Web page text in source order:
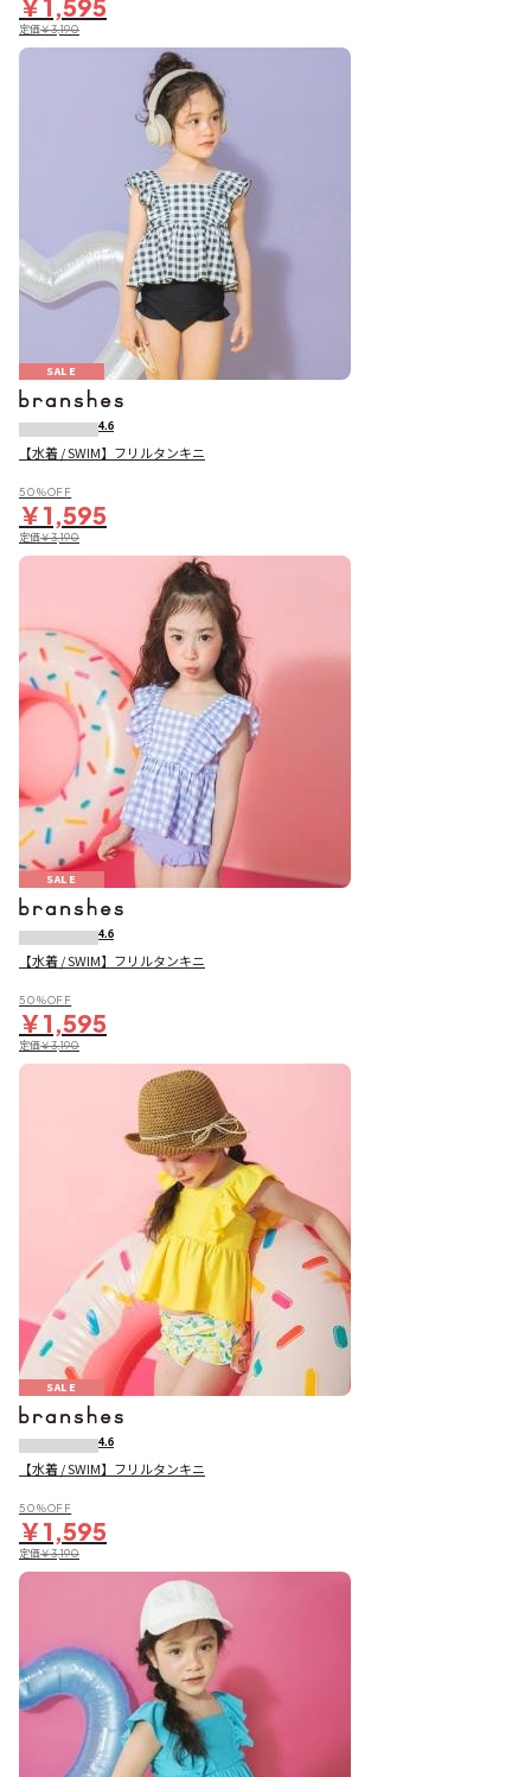
￥1,595
定価￥3,190
SALE
4.6
【水着 / SWIM】フリルタンキニ
50％OFF
￥1,595
定価￥3,190
SALE
4.6
【水着 / SWIM】フリルタンキニ
50％OFF
￥1,595
定価￥3,190
SALE
4.6
【水着 / SWIM】フリルタンキニ
50％OFF
￥1,595
定価￥3,190